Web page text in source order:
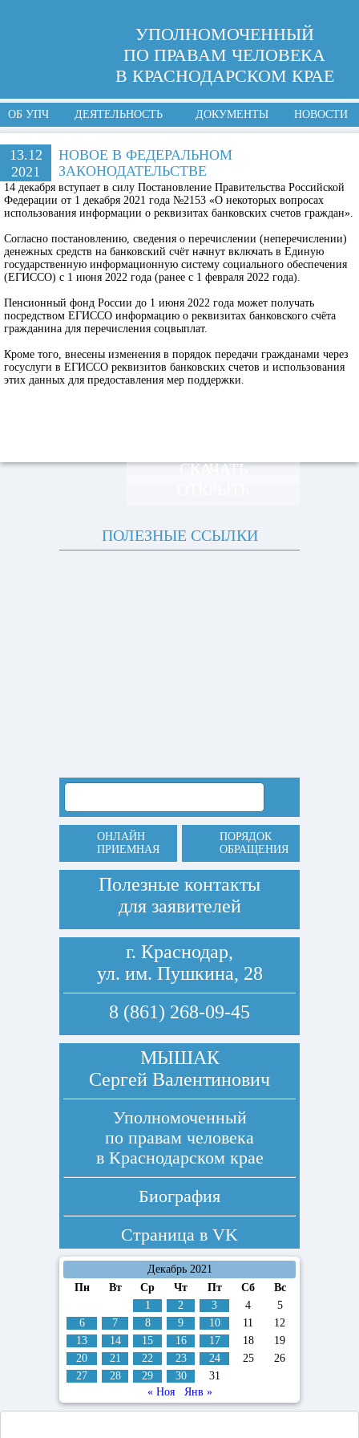
УПОЛНОМОЧЕННЫЙ
ПО ПРАВАМ ЧЕЛОВЕКА
В КРАСНОДАРСКОМ КРАЕ
ОБ УПЧ ДЕЯТЕЛЬНОСТЬ ДОКУМЕНТЫ НОВОСТИ
13.12
2021
НОВОЕ В ФЕДЕРАЛЬНОМ
ЗАКОНОДАТЕЛЬСТВЕ
14 декабря вступает в силу Постановление Правительства Российской
Федерации от 1 декабря 2021 года №2153 «О некоторых вопросах
использования информации о реквизитах банковских счетов граждан».
Согласно постановлению, сведения о перечислении (неперечислении)
денежных средств на банковский счёт начнут включать в Единую
государственную информационную систему социального обеспечения
(ЕГИССО) с 1 июня 2022 года (ранее с 1 февраля 2022 года).
Пенсионный фонд России до 1 июня 2022 года может получать
посредством ЕГИССО информацию о реквизитах банковского счёта
гражданина для перечисления соцвыплат.
Кроме того, внесены изменения в порядок передачи гражданами через
госуслуги в ЕГИССО реквизитов банковских счетов и использования
этих данных для предоставления мер поддержки.
СКАЧАТЬ
ПОЛЕЗНЫЕ ССЫЛКИ
ОНЛАЙН
ПРИЕМНАЯ
ПОРЯДОК
ОБРАЩЕНИЯ
Полезные контакты
для заявителей
г. Краснодар,
ул. им. Пушкина, 28
8 (861) 268-09-45
МЫШАК
Сергей Валентинович
Уполномоченный
по правам человека
в Краснодарском крае
Биография
Страница в VK
Декабрь 2021
Пн
Вт Ср Чт Пт Сб
Вс
1
2 3 4
5
6
7 8 9 10 11
12
13
14 15 16 17 18
19
20
21 22 23 24 25
26
27
28 29 30
31
« Ноя
Янв »